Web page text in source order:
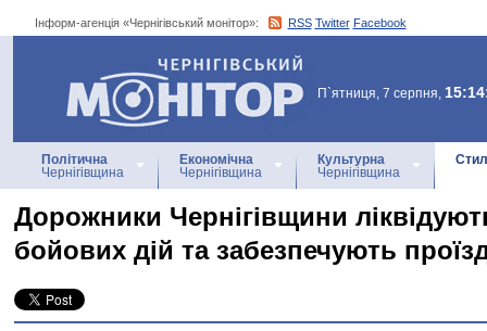
Інформ-агенція «Чернігівський монітор»: RSS Twitter Facebook
Інформ-агенція
«Чернігівський монітор»
П`ятниця, 7 серпня,
Політична
Чернігівщина
Економічна
Чернігівщина
Культурна
Чернігівщина
Дорожники Чернігівщини
бойових дій та забезпечують